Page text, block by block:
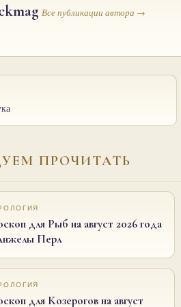
Все публикации автора →
ПРОЧИТАТЬ
для Рыб на август 2026 года
Перл
для Козерогов на август